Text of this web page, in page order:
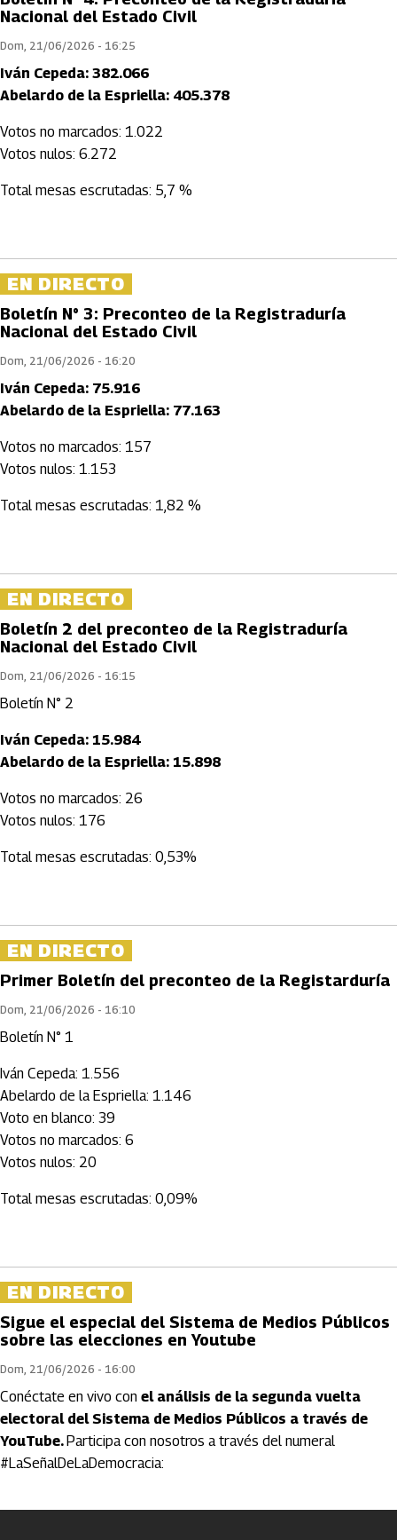
Nacional del Estado Civil
Dom, 21/06/2026 - 16:25
Iván Cepeda: 382.066
Abelardo de la Espriella: 405.378
Votos no marcados: 1.022
Votos nulos: 6.272
Total mesas escrutadas: 5,7 %
EN DIRECTO
Boletín N° 3: Preconteo de la Registraduría
Nacional del Estado Civil
Dom, 21/06/2026 - 16:20
Iván Cepeda: 75.916
Abelardo de la Espriella: 77.163
Votos no marcados: 157
Votos nulos: 1.153
Total mesas escrutadas: 1,82 %
EN DIRECTO
Boletín 2 del preconteo de la Registraduría
Nacional del Estado Civil
Dom, 21/06/2026 - 16:15
Boletín N° 2
Iván Cepeda: 15.984
Abelardo de la Espriella: 15.898
Votos no marcados: 26
Votos nulos: 176
Total mesas escrutadas: 0,53%
EN DIRECTO
Primer Boletín del preconteo de la Registarduría
Dom, 21/06/2026 - 16:10
Boletín N° 1
Iván Cepeda: 1.556
Abelardo de la Espriella: 1.146
Voto en blanco: 39
Votos no marcados: 6
Votos nulos: 20
Total mesas escrutadas: 0,09%
EN DIRECTO
Sigue el especial del Sistema de Medios Públicos
sobre las elecciones en Youtube
Dom, 21/06/2026 - 16:00
Conéctate en vivo con el análisis de la segunda vuelta
electoral del Sistema de Medios Públicos a través de
YouTube.Participa con nosotros a través del numeral
#LaSeñalDeLaDemocracia: